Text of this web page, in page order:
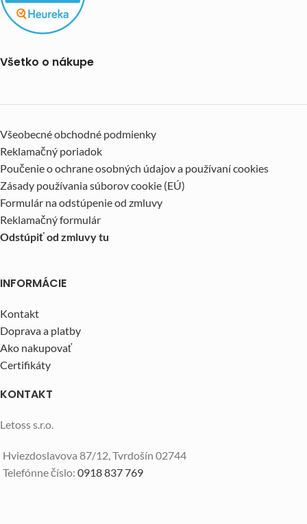
Všetko o nákupe
Všeobecné obchodné podmienky
Reklamačný poriadok
Poučenie o ochrane osobných údajov a používaní cookies
Zásady používania súborov cookie (EÚ)
Formulár na odstúpenie od zmluvy
Reklamačný formulár
Odstúpiť od zmluvy tu
INFORMÁCIE
Kontakt
Doprava a platby
Ako nakupovať
Certifikáty
KONTAKT
Letoss s.r.o.
Hviezdoslavova 87/12, Tvrdošín 02744
Telefónne číslo: 0918 837 769